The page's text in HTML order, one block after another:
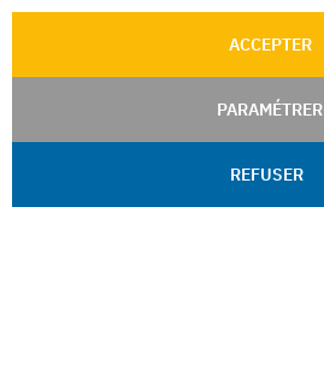
ACCEPTER
PARAMÉTRER
REFUSER